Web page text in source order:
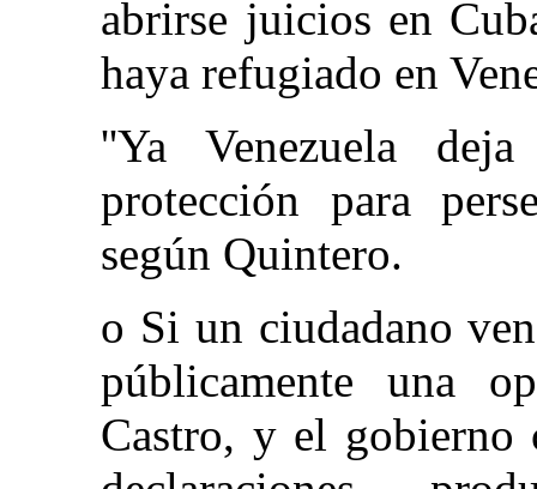
abrirse juicios en
haya refugiado en
''Ya Venezuela
protección para
según Quintero.
o Si un ciudadano
públicamente una
Castro, y el gobierno